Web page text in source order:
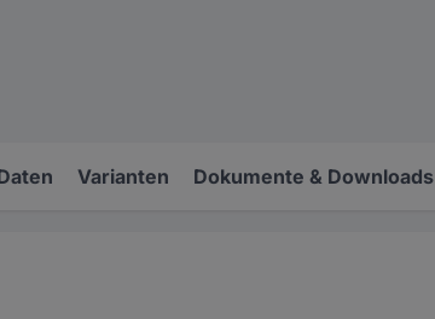
Varianten Dokumente & Downloads